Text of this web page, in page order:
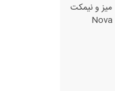
میز و نیمکت